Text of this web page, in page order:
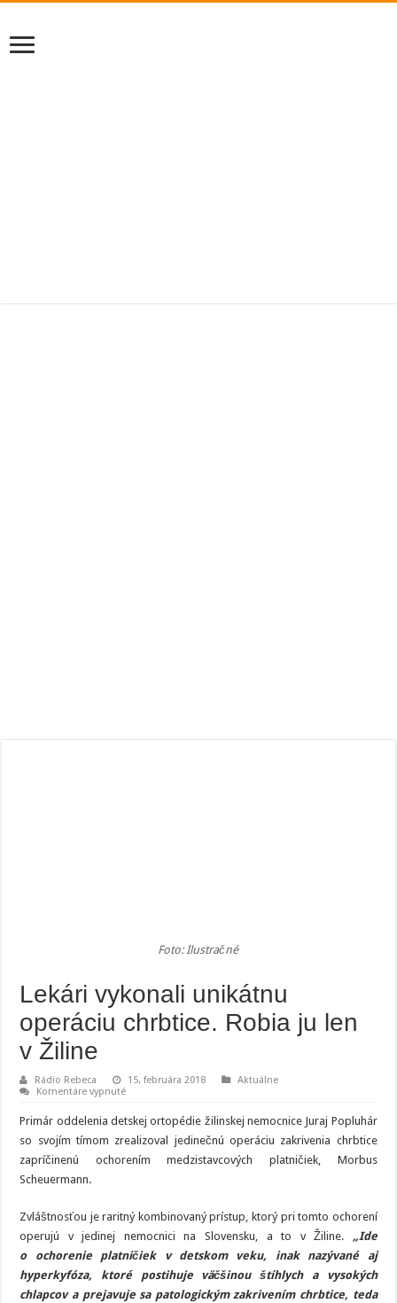
Foto: Ilustračné
Lekári vykonali unikátnu
operáciu chrbtice. Robia ju len
v Žiline
Rádio Rebeca 15. februára 2018
Aktuálne
Komentáre vypnuténa
vykonali
unikátnu
operáciu
Robia
Primár oddelenia detskej ortopédie žilinskej nemocnice Juraj Popluhár
so svojím tímom zrealizoval jedinečnú operáciu zakrivenia chrbtice
zapríčinenú ochorením medzistavcových platničiek, Morbus
Scheuermann.
Zvláštnosťou je raritný kombinovaný prístup, ktorý pri tomto ochorení
operujú v jedinej nemocnici na Slovensku, a to v Žiline. „Ide
o ochorenie platničiek v detskom veku, inak nazývané aj
hyperkyfóza, ktoré postihuje väčšinou štíhlych a vysokých
chlapcov a prejavuje sa patologickým zakrivením chrbtice, teda